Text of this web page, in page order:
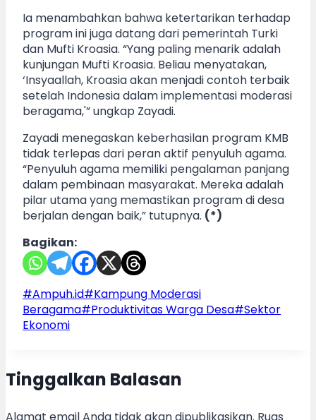
Ia menambahkan bahwa ketertarikan terhadap
program ini juga datang dari pemerintah Turki
dan Mufti Kroasia. “Yang paling menarik adalah
kunjungan Mufti Kroasia. Beliau menyatakan,
‘Insyaallah, Kroasia akan menjadi contoh terbaik
setelah Indonesia dalam implementasi moderasi
beragama,'” ungkap Zayadi.
Zayadi menegaskan keberhasilan program KMB
tidak terlepas dari peran aktif penyuluh agama.
“Penyuluh agama memiliki pengalaman panjang
dalam pembinaan masyarakat. Mereka adalah
pilar utama yang memastikan program di desa
berjalan dengan baik,” tutupnya. (*)
Bagikan:
Post
Tags:
#Ampuh.id#Kampung Moderasi
Beragama#Produktivitas Warga Desa#Sektor
Ekonomi
Tinggalkan Balasan
Alamat email Anda tidak akan dipublikasikan. Ruas